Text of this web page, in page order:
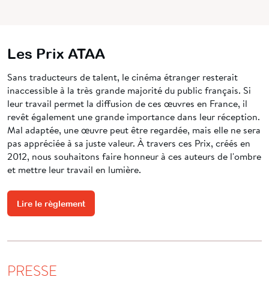
Les Prix ATAA
Sans traducteurs de talent, le cinéma étranger resterait
inaccessible à la très grande majorité du public français. Si
leur travail permet la diffusion de ces œuvres en France, il
revêt également une grande importance dans leur réception.
Mal adaptée, une œuvre peut être regardée, mais elle ne sera
pas appréciée à sa juste valeur. À travers ces Prix, créés en
2012, nous souhaitons faire honneur à ces auteurs de l'ombre
et mettre leur travail en lumière.
Lire le règlement
PRESSE